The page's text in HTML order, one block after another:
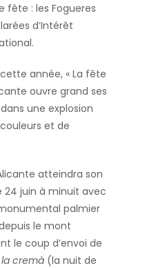
fête : les Fogueres
d’Intérêt
année, « La fête
ouvre grand ses
une explosion
et de
atteindra son
juin à minuit avec
palmier
le mont
le coup d’envoi de
cremà (la nuit de